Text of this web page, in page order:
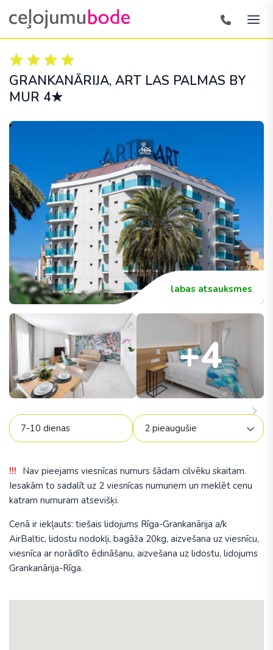
GRANKANĀRIJA, ART LAS PALMAS BY
MUR 4★
labas atsauksmes
+4
Nav pieejams viesnīcas numurs šādam cilvēku skaitam.
Iesakām to sadalīt uz 2 viesnīcas numuriem un meklēt cenu
katram numuram atsevišķi.
Cenā ir iekļauts: tiešais lidojums Rīga-Grankanārija a/k
AirBaltic, lidostu nodokļi, bagāža 20kg, aizvešana uz viesnīcu,
viesnīca ar norādīto ēdināšanu, aizvešana uz lidostu, lidojums
Grankanārija-Rīga.